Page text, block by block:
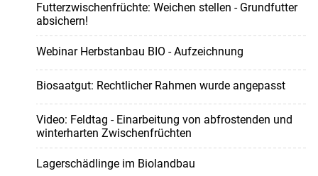
Futterzwischenfrüchte: Weichen stellen - Grundfutter
absichern!
Webinar Herbstanbau BIO - Aufzeichnung
Biosaatgut: Rechtlicher Rahmen wurde angepasst
Video: Feldtag - Einarbeitung von abfrostenden und
winterharten Zwischenfrüchten
Lagerschädlinge im Biolandbau